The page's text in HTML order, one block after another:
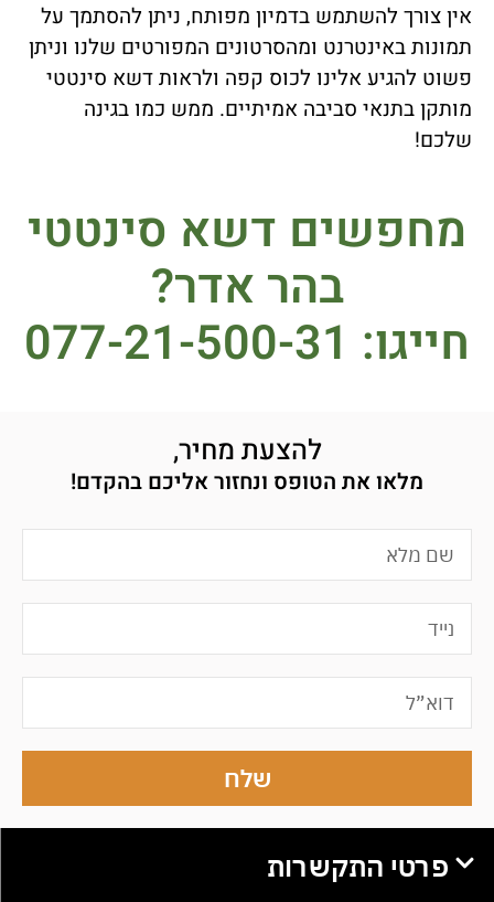
אין צורך להשתמש בדמיון מפותח, ניתן להסתמך על
תמונות באינטרנט ומהסרטונים המפורטים שלנו וניתן
פשוט להגיע אלינו לכוס קפה ולראות דשא סינטטי
מותקן בתנאי סביבה אמיתיים. ממש כמו בגינה
שלכם!
מחפשים דשא סינטטי
בהר אדר?
חייגו: 077-21-500-31
להצעת מחיר,
מלאו את הטופס ונחזור אליכם בהקדם!
שלח
פרטי התקשרות